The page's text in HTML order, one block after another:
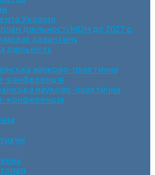
України
діяльності МОН до 2027 р.
карантину
науково-практична
конференція
науково-практична
конференція